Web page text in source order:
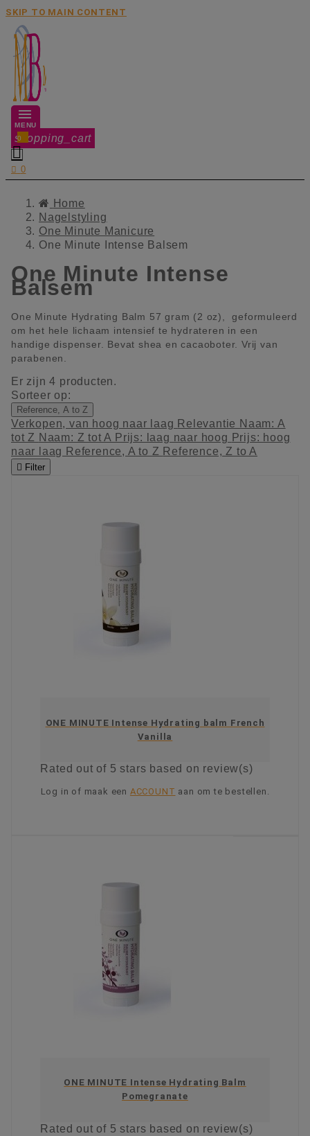
SKIP TO MAIN CONTENT
MENU
shopping_cart
0

 0
Home
Nagelstyling
One Minute Manicure
One Minute Intense Balsem
One Minute Intense
Balsem
One Minute Hydrating Balm 57 gram (2 oz), geformuleerd
om het hele lichaam intensief te hydrateren in een
handige dispenser. Bevat shea en cacaoboter. Vrij van
parabenen.
Er zijn 4 producten.
Sorteer op:
Reference, A to Z
Verkopen, van hoog naar laag Relevantie Naam: A
tot Z Naam: Z tot A Prijs: laag naar hoog Prijs: hoog
naar laag Reference, A to Z Reference, Z to A
 Filter
ONE MINUTE Intense Hydrating balm French
Vanilla
Ratedout of 5 stars based on review(s)
Log in of maak een ACCOUNT aan om te bestellen.
ONE MINUTE Intense Hydrating Balm
Pomegranate
Ratedout of 5 stars based on review(s)